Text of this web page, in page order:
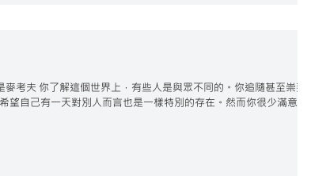
夫 你了解這個世界上，有些人是與眾不同的。你追隨甚至崇拜著
自己有一天對別人而言也是一樣特別的存在。然而你很少滿意，